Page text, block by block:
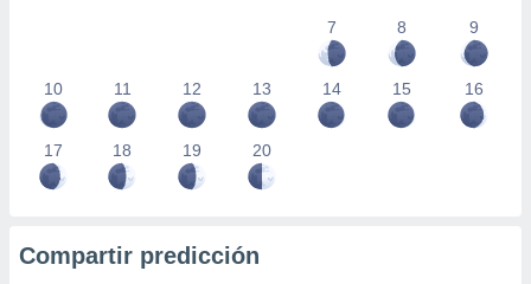
7
8 9
10 11 12 13 14 15 16
17 18 19 20
Compartir predicción